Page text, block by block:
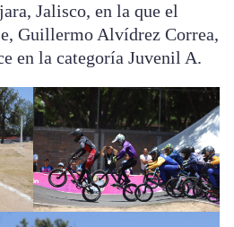
Jalisco, en la que el
Guillermo Alvídrez Correa,
en la categoría Juvenil A.